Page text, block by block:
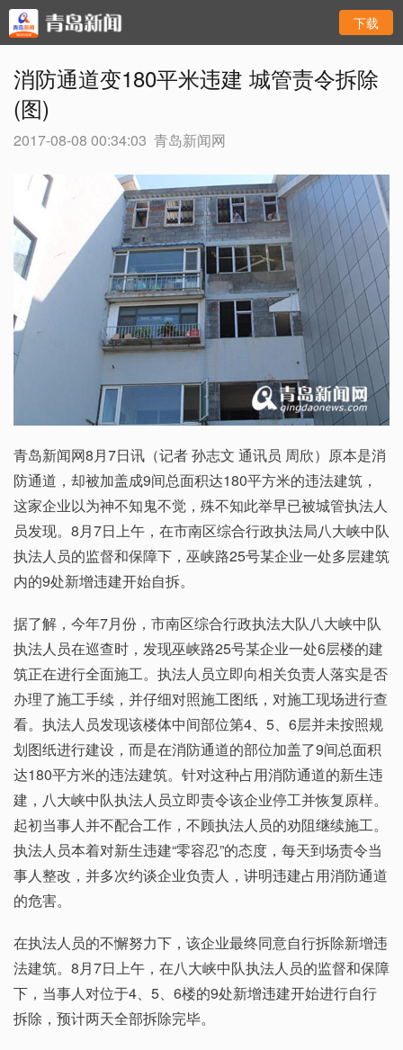
下载
消防通道变180平米违建 城管责令拆除
(图)
2017-08-08 00:34:03 青岛新闻网
青岛新闻网8月7日讯（记者 孙志文 通讯员 周欣）原本是消
防通道，却被加盖成9间总面积达180平方米的违法建筑，
这家企业以为神不知鬼不觉，殊不知此举早已被城管执法人
员发现。8月7日上午，在市南区综合行政执法局八大峡中队
执法人员的监督和保障下，巫峡路25号某企业一处多层建筑
内的9处新增违建开始自拆。
据了解，今年7月份，市南区综合行政执法大队八大峡中队
执法人员在巡查时，发现巫峡路25号某企业一处6层楼的建
筑正在进行全面施工。执法人员立即向相关负责人落实是否
办理了施工手续，并仔细对照施工图纸，对施工现场进行查
看。执法人员发现该楼体中间部位第4、5、6层并未按照规
划图纸进行建设，而是在消防通道的部位加盖了9间总面积
达180平方米的违法建筑。针对这种占用消防通道的新生违
建，八大峡中队执法人员立即责令该企业停工并恢复原样。
起初当事人并不配合工作，不顾执法人员的劝阻继续施工。
执法人员本着对新生违建“零容忍”的态度，每天到场责令当
事人整改，并多次约谈企业负责人，讲明违建占用消防通道
的危害。
在执法人员的不懈努力下，该企业最终同意自行拆除新增违
法建筑。8月7日上午，在八大峡中队执法人员的监督和保障
下，当事人对位于4、5、6楼的9处新增违建开始进行自行
拆除，预计两天全部拆除完毕。